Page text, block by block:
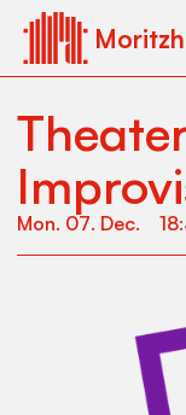
Mon. 07. Dec.